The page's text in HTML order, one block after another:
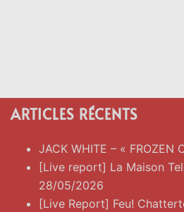
ARTICLES RÉCENTS
JACK WHITE – « FROZEN
[Live report] La Maison
28/05/2026
[Live Report] Feu!